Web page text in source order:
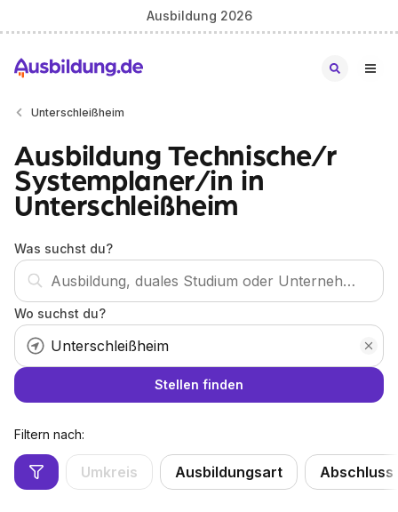
Ausbildung 2026
Unterschleißheim
Ausbildung Technische/r
Systemplaner/in in
Unterschleißheim
Was suchst du?
Wo suchst du?
Stellen finden
Filtern nach:
Umkreis Ausbildungsart Abschluss